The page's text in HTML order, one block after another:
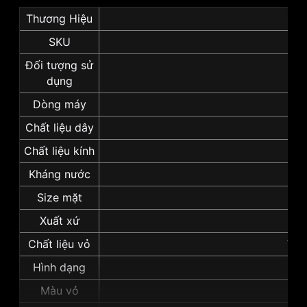
Thương Hiệu
SKU
Đối tượng sử
dụng
Dòng máy
Chất liệu dây
Chất liệu kính
Kháng nước
Size mặt
Xuất xứ
Chất liệu vỏ
Vỏ
Hình dạng
Màu vỏ